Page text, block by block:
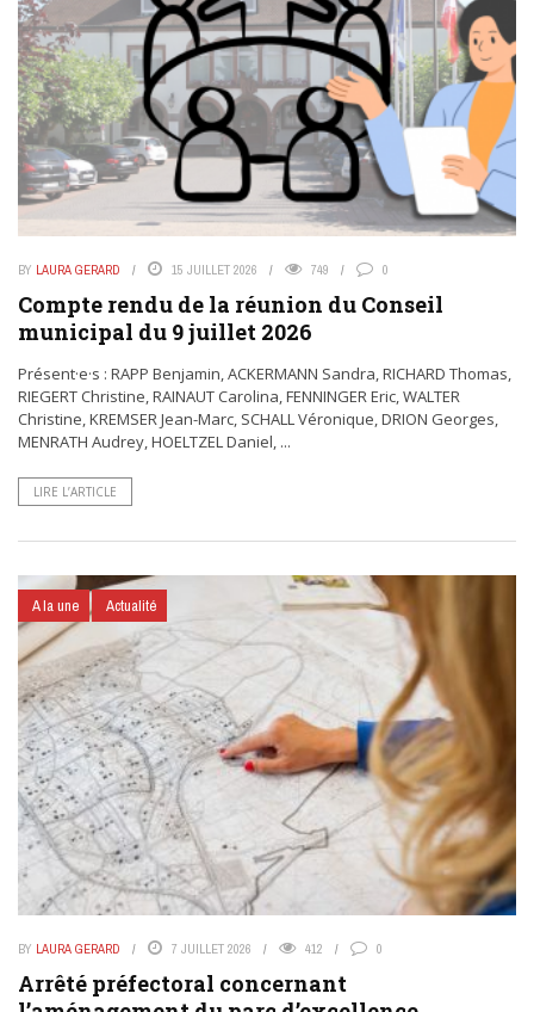
BY LAURA GERARD 15 JUILLET 2026 749 0
Compte rendu de la réunion du Conseil
municipal du 9 juillet 2026
Présent·e·s : RAPP Benjamin, ACKERMANN Sandra, RICHARD Thomas,
RIEGERT Christine, RAINAUT Carolina, FENNINGER Eric, WALTER
Christine, KREMSER Jean-Marc, SCHALL Véronique, DRION Georges,
MENRATH Audrey, HOELTZEL Daniel, ...
LIRE L’ARTICLE
A la une Actualité
BY LAURA GERARD 7 JUILLET 2026 412 0
Arrêté préfectoral concernant